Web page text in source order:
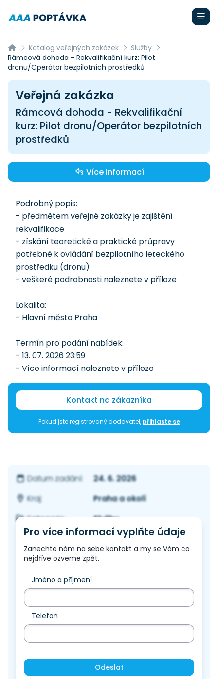
Katalog veřejných zakázek
Služby
Rámcová dohoda - Rekvalifikační kurz: Pilot
dronu/Operátor bezpilotních prostředků
Veřejná zakázka
Rámcová dohoda - Rekvalifikační
kurz: Pilot dronu/Operátor bezpilotních
prostředků
Více informací
Podrobný popis:
- předmětem veřejné zakázky je zajištění
rekvalifikace
- získání teoretické a praktické průpravy
potřebné k ovládání bezpilotního leteckého
prostředku (dronu)
- veškeré podrobnosti naleznete v příloze
Lokalita:
- Hlavní město Praha
Termín pro podání nabídek:
- 13. 07. 2026 23:59
- Více informací naleznete v příloze
Kontakt na zákazníka
Pokud jste registrovaný dodavatel, přihlaste se
Datum zadání:
24. 6. 2026
Kraj:
Praha a okolí
Kategorie:
Služby
Pro více informací vyplňte údaje
Zanechte nám na sebe kontakt a my se Vám co
nejdříve ozveme zpět.
Jméno a příjmení
Telefon
Odeslat